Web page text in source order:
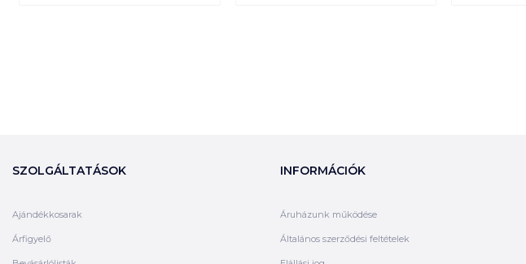
SZOLGÁLTATÁSOK
Ajándékkosarak
Árfigyelő
INFORMÁCIÓK
Áruházunk működése
Általános szerződési feltételek